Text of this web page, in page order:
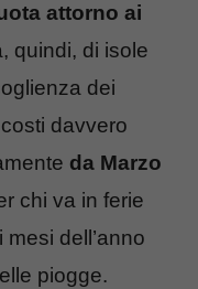
attorno ai
quindi, di isole
dei
davvero
da Marzo
chi va in ferie
dell’anno
piogge.